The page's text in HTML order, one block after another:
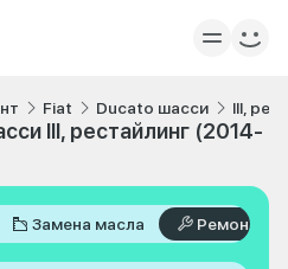
Fiat Ducato шасси III,
III, рестайлинг (2014-
Замена масла Ремонт